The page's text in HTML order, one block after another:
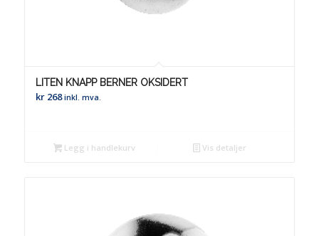
LITEN KNAPP BERNER OKSIDERT
kr268 inkl. mva.
Legg i handlekurv Vis detaljer